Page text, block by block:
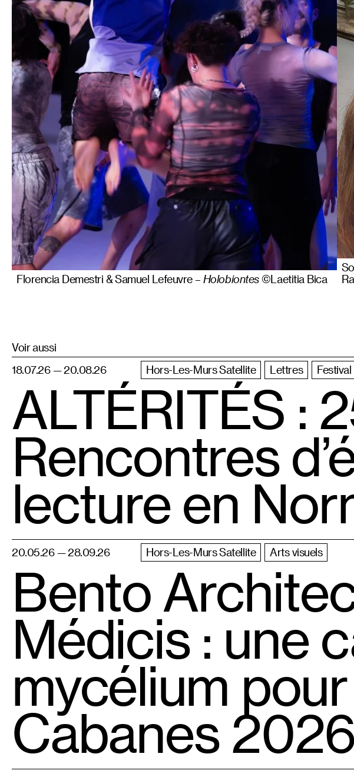
Florencia Demestri & Samuel Lefeuvre – Holobiontes©Laetitia Bica
Voir aussi
18.07.26 — 20.08.26
Hors-Les-Murs Satellite Lettres Festival
ALTÉRITÉS :
Rencontres
lecture en
20.05.26 — 28.09.26 Hors-Les-Murs Satellite Arts visuels
Bento
Médicis : une
mycélium
Cabanes 2026